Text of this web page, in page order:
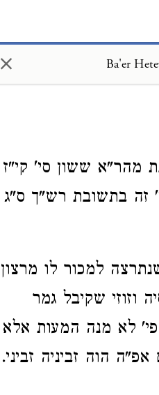
× Ba'er
מהר"א ששון סי' קי"ז
זה בתשובת רש"ך ס"ג
למכור לו מרצון
וזוזי שקיבל גמר
לא מנה המעות אלא
הוה זביניה זביני.